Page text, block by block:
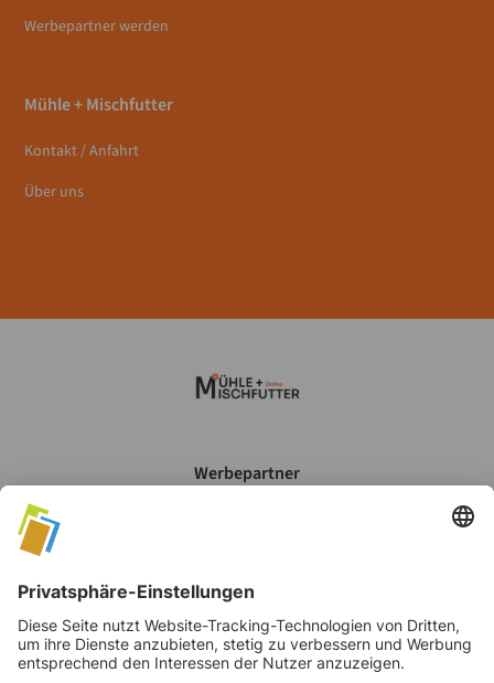
Werbepartner werden
Mühle + Mischfutter
Kontakt / Anfahrt
Über uns
Werbepartner